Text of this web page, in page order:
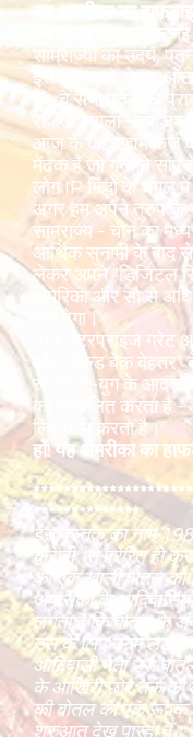
यह अमरीका का
एय यी या यी! हम एक
साम्राज्यों का उदय,
इस चक्र को रोमन,
है। वे सभी पतन को
रहे, तो अगला नंबर
आज के कई उद्यम कर्ज के
मेंढक हैं जो गुनगुने सांप
लोग IP गिद्धों के चंगुल
अगर हम अपने तुरुप के
साम्राज्य - चीन का
आर्थिक सुनामी के बाद
लेकर अपने "डिजिटल
अमेरिका और सौ से
भेज देगा।
"मेक एंटरप्राइज ग्रेट
और "बिल्ड बेक बेहतर"
रूजवेल्ट-युग के
को आंदोलित करता है -
लिए काम करता है।
हाँ! यह अमरीका का
**************
इस पुस्तक का नाम
क्रेजी" से प्रेरित हो
की एक खाली बोतल
अफ्रीका के
लगता है कि बोतल के
उस के लिए उनमें
आदिवासी नेता उस
के आखिरी छोर तक की
की बोतल का एक रूपक
शुरुआत देख पारहा हूँ।